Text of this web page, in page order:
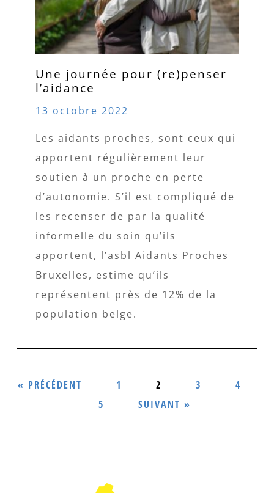
Une journée pour (re)penser
l’aidance
13 octobre 2022
Les aidants proches, sont ceux qui
apportent régulièrement leur
soutien à un proche en perte
d’autonomie. S’il est compliqué de
les recenser de par la qualité
informelle du soin qu’ils
apportent, l’asbl Aidants Proches
Bruxelles, estime qu’ils
représentent près de 12% de la
population belge.
« PRÉCÉDENT 1 2 3
4
5
SUIVANT »